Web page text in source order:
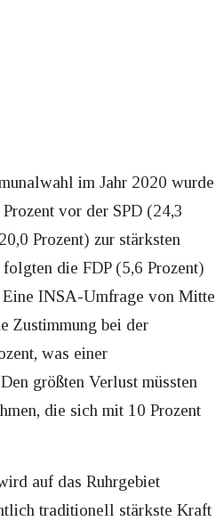
im Jahr 2020 wurde
vor der SPD (24,3
Prozent) zur stärksten
die FDP (5,6 Prozent)
INSA-Umfrage von Mitte
Zustimmung bei der
was einer
größten Verlust müssten
die sich mit 10 Prozent
auf das Ruhrgebiet
traditionell stärkste Kraft